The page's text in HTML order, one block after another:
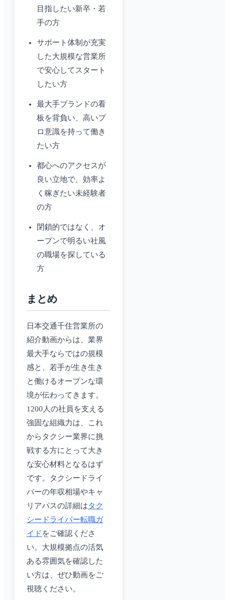
目指したい新卒・若
手の方
サポート体制が充実
した大規模な営業所
で安心してスタート
したい方
最大手ブランドの看
板を背負い、高いプ
ロ意識を持って働き
たい方
都心へのアクセスが
良い立地で、効率よ
く稼ぎたい未経験者
の方
閉鎖的ではなく、オ
ープンで明るい社風
の職場を探している
方
まとめ
日本交通千住営業所の
紹介動画からは、業界
最大手ならではの規模
感と、若手が生き生き
と働けるオープンな環
境が伝わってきます。
1200人の社員を支える
強固な組織力は、これ
からタクシー業界に挑
戦する方にとって大き
な安心材料となるはず
です。タクシードライ
バーの年収相場やキャ
リアパスの詳細はタク
シードライバー転職ガ
イド をご確認くださ
い。大規模拠点の活気
ある雰囲気を確認した
い方は、ぜひ動画をご
視聴ください。